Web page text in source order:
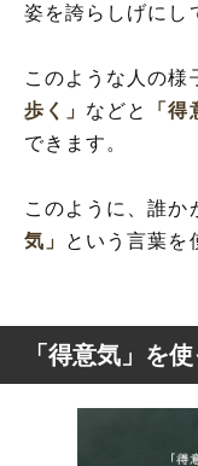
姿を誇らしげにし
このような人の様
歩く」 などと 「得
できます。
このように、誰か
気」
という言葉を
「得意気」を